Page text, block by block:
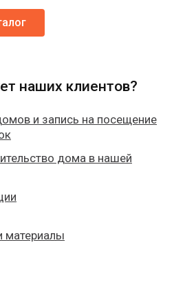
наших клиентов?
и запись на посещение
дома в нашей
материалы